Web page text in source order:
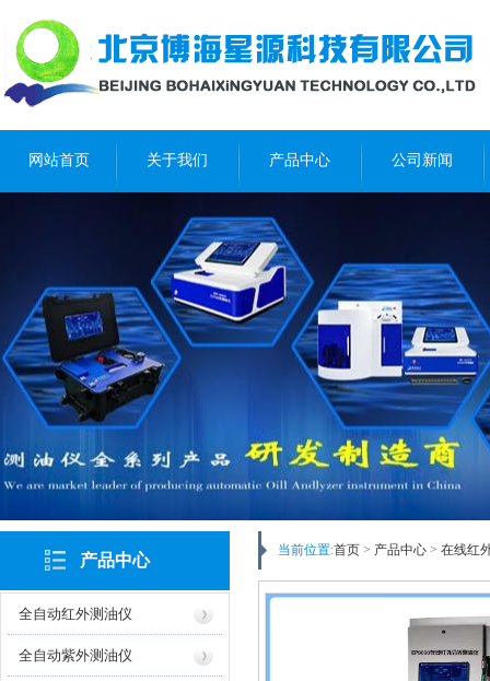
网站首页 关于我们 产品中心 公司新闻
产品中心
全自动红外测油仪
全自动紫外测油仪
当前位置:首页 > 产品中心 > 在线红